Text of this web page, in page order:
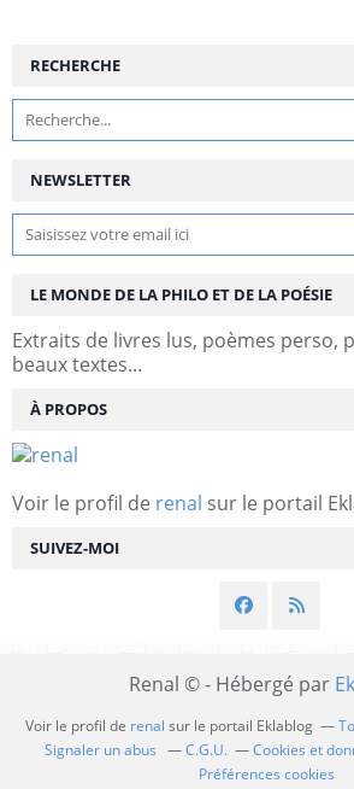
NEWSLETTER
SUIVEZ-MOI
RECHERCHE
LE MONDE DE LA PHILO ET DE LA POÉSIE
Extraits de livres lus, poèmes perso,
beaux textes...
À PROPOS
Voir le profil de renal sur le portail
Renal © - Hébergé par
Voir le profil de renal sur le portail Eklablog
Signaler un abus
C.G.U.
Cookies et
Préférences cookies